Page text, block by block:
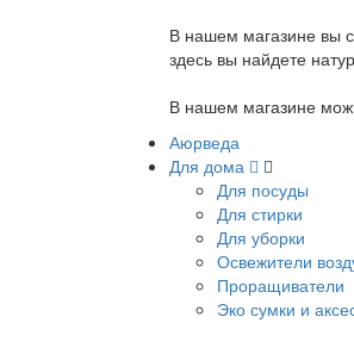
В нашем магазине вы
здесь вы найдете
В нашем магазине
Аюрведа
Для дома
Для посуды
Для стирки
Для уборки
Освежители
Проращиватели
Эко сумки и